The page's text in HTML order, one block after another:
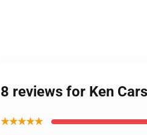
8 reviews for Ken
★★★★★